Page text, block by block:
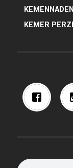
KEMER